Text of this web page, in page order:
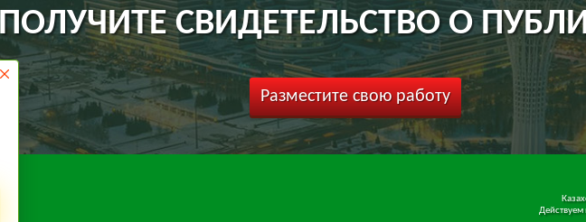
СВИДЕТЕЛЬСТВО О
Разместите свою работу
Действуем